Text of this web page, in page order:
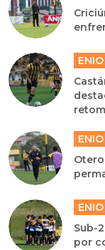
Sub-
por